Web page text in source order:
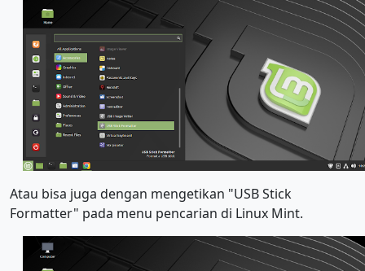
Atau bisa juga dengan mengetikan "USB Stick
Formatter" pada menu pencarian di Linux Mint.